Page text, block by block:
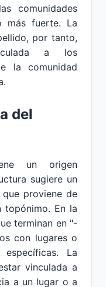
comunidades
más fuerte. La
por tanto,
a los
la comunidad
del
un origen
sugiere un
proviene de
topónimo. En la
terminan en "-
con lugares o
específicas. La
vinculada a
a un lugar o a